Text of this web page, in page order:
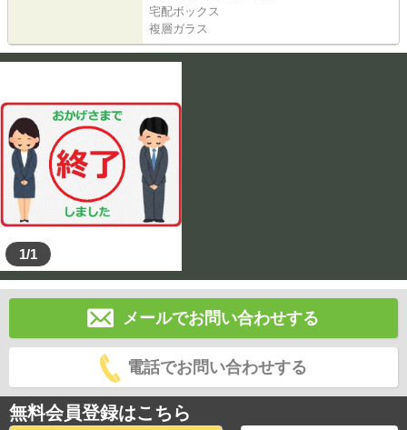
宅配ボックス
複層ガラス
1/1
メールでお問い合わせする
電話でお問い合わせする
無料会員登録はこちら